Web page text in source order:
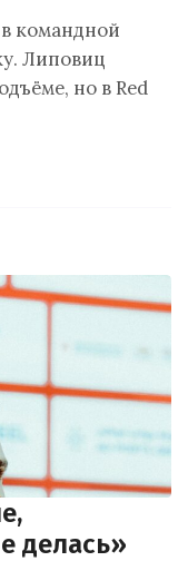
командной
Липовиц
но в Red
делась»